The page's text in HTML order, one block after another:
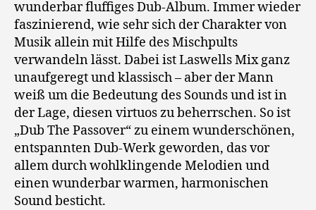
wunderbar fluffiges Dub-Album. Immer wieder
faszinierend, wie sehr sich der Charakter von
Musik allein mit Hilfe des Mischpults
verwandeln lässt. Dabei ist Laswells Mix ganz
unaufgeregt und klassisch – aber der Mann
weiß um die Bedeutung des Sounds und ist in
der Lage, diesen virtuos zu beherrschen. So ist
„Dub The Passover“ zu einem wunderschönen,
entspannten Dub-Werk geworden, das vor
allem durch wohlklingende Melodien und
einen wunderbar warmen, harmonischen
Sound besticht.